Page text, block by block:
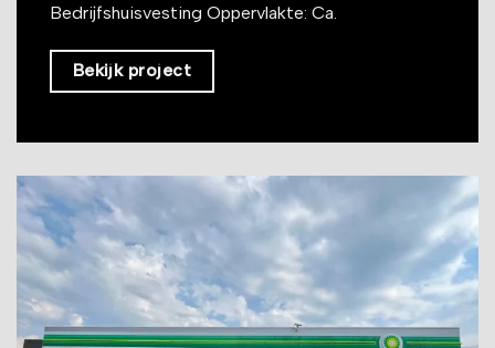
Bedrijfshuisvesting Oppervlakte: Ca.
Bekijk project